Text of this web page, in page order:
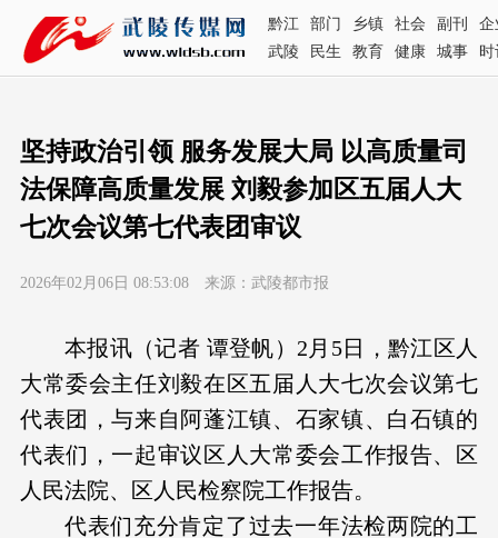
黔江 部门 乡镇 社会 副刊
企
武陵
民生 教育 健康 城事 时
坚持政治引领 服务发展大局 以高质量司
法保障高质量发展 刘毅参加区五届人大
七次会议第七代表团审议
2026年02月06日 08:53:08 来源：武陵都市报
本报讯（记者 谭登帆）2月5日，黔江区人
大常委会主任刘毅在区五届人大七次会议第七
代表团，与来自阿蓬江镇、石家镇、白石镇的
代表们，一起审议区人大常委会工作报告、区
人民法院、区人民检察院工作报告。
代表们充分肯定了过去一年法检两院的工